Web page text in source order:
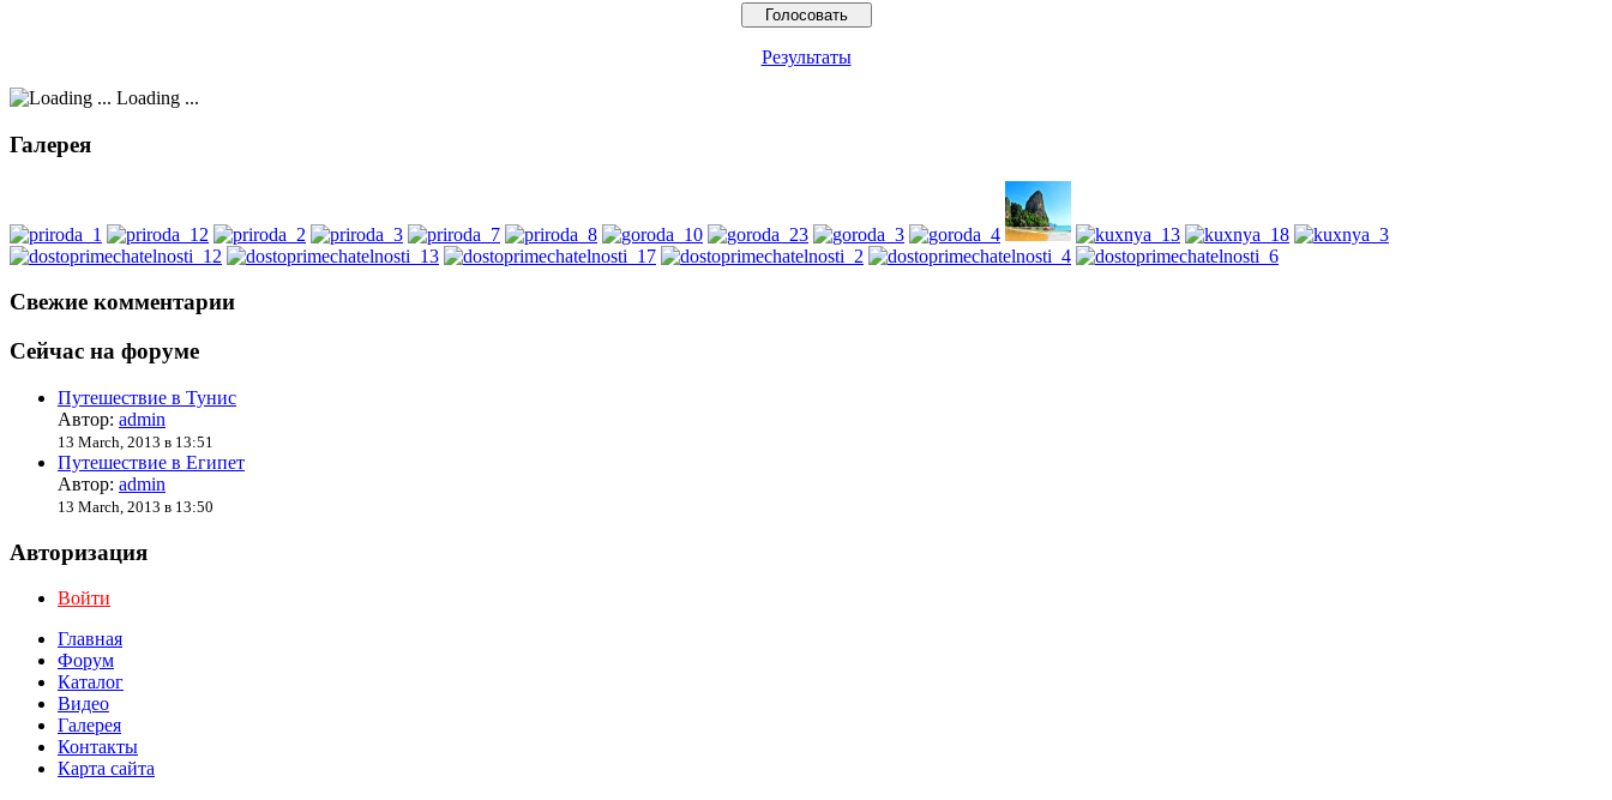
Результаты
Loading ...
Галерея
Свежие комментарии
Сейчас на форуме
Путешествие в Тунис
Автор: admin
13 March, 2013 в 13:51
Путешествие в Египет
Автор: admin
13 March, 2013 в 13:50
Авторизация
Войти
Главная
Форум
Каталог
Видео
Галерея
Контакты
Карта сайта